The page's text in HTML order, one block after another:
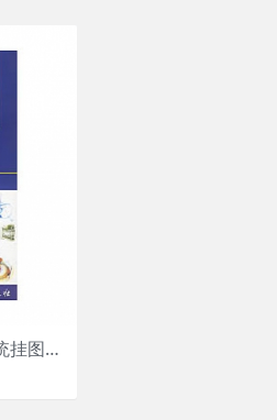
《人体解剖挂图》-感觉系统挂图（12张）